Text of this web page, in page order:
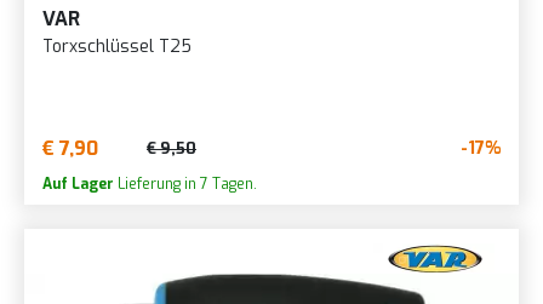
VAR
Torxschlüssel T25
€ 7,90 € 9,50 -17%
Auf Lager Lieferung in 7 Tagen.